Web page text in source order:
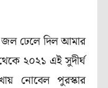
জল ঢেলে দিল আমার
২০২১ এই সুদীর্ঘ
নোবেল পুরস্কার